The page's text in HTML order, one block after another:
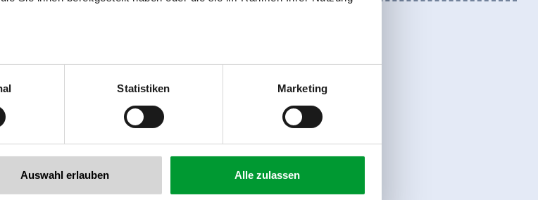
Statistiken Marketing
Auswahl erlauben Alle zulassen